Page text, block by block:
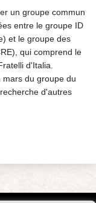
un groupe commun
entre le groupe ID
et le groupe des
qui comprend le
d'Italia.
mars du groupe du
d'autres